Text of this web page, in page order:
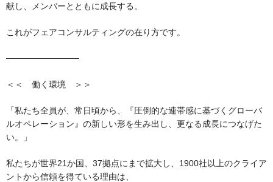
献し、メンバーとともに成長する。
これがフェアコンサルティングの在り方です。
────────────
＜＜　働く環境　＞＞
「私たち全員が、常日頃から、『圧倒的な連帯感に基づくグローバ
ルオペレーション』の新しい形を生み出し、更なる成長につなげた
い。」
私たちが世界21か国、37拠点にまで拡大し、1900社以上のクライア
ントから信頼を得ている理由は、